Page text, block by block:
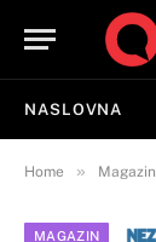
NASLOVNA
Home » Magazin
MAGAZIN